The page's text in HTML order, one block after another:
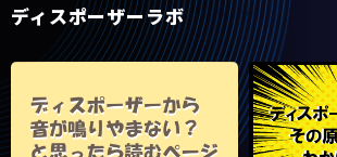
ディスポーザーラボ